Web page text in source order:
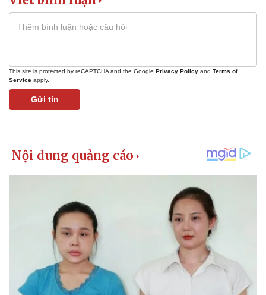
Chứng khoán
This site is protected by reCAPTCHA and the Google Privacy Policy and Terms of
Service apply.
Gửi tin